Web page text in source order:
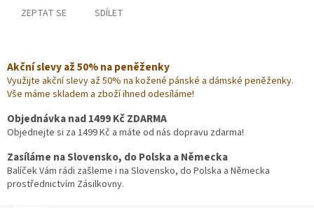
ZEPTAT SE SDÍLET
Akční slevy až 50% na peněženky
Využijte akční slevy až 50% na kožené pánské a dámské peněženky.
Vše máme skladem a zboží ihned odesíláme!
Objednávka nad 1499 Kč ZDARMA
Objednejte si za 1499 Kč a máte od nás dopravu zdarma!
Zasíláme na Slovensko, do Polska a Německa
Balíček Vám rádi zašleme i na Slovensko, do Polska a Německa
prostřednictvím Zásilkovny.